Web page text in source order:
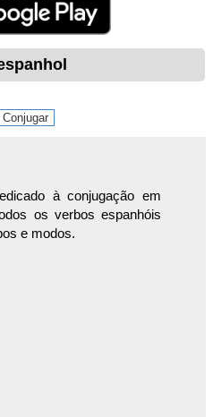
à conjugação em
os verbos espanhóis
e modos.